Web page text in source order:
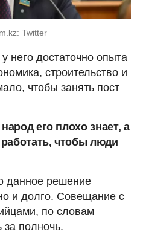
Twitter
него достаточно опыта
строительство и
чтобы занять пост
его плохо знает, а
чтобы люди
данное решение
и долго. Совещание с
по словам
за полночь.